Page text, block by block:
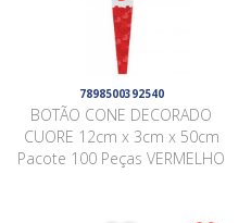
7898500392540
BOTÃO CONE DECORADO
CUORE 12cm x 3cm x 50cm
Pacote 100 Peças VERMELHO